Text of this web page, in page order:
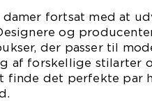
fortsat med at
og
der passer til
af forskellige stilarter
finde det perfekte par